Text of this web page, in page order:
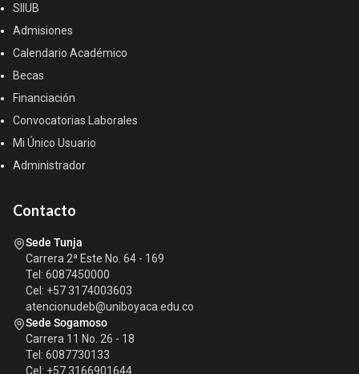
SIIUB
Admisiones
Calendario Académico
Becas
Financiación
Convocatorias Laborales
Mi Único Usuario
Administrador
Contacto
Sede Tunja
Carrera 2ª Este No. 64 - 169
Tel: 6087450000
Cel: +57 3174003603
atencionudeb@uniboyaca.edu.co
Sede Sogamoso
Carrera 11 No. 26 - 18
Tel: 6087730133
Cel: +57 3166901644